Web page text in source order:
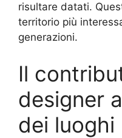
risultare datati.
territorio più
generazioni.
Il
designer
dei luoghi